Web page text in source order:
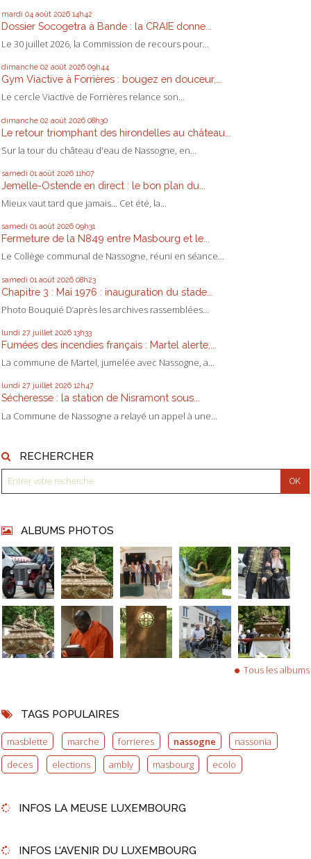
mardi 04 août 2026 14h42
Dossier Socogetra à Bande : la CRAIE donne...
Le 30 juillet 2026, la Commission de recours pour...
dimanche 02 août 2026 09h44
Gym Viactive à Forrières : bougez en douceur,...
Le cercle Viactive de Forrières relance son...
dimanche 02 août 2026 08h30
Le retour triomphant des hirondelles au château...
Sur la tour du château d'eau de Nassogne, en...
samedi 01 août 2026 11h07
Jemelle-Ostende en direct : le bon plan du...
Mieux vaut tard que jamais... Cet été, la...
samedi 01 août 2026 09h31
Fermeture de la N849 entre Masbourg et le...
Le Collège communal de Nassogne, réuni en séance...
samedi 01 août 2026 08h23
Chapitre 3 : Mai 1976 : inauguration du stade...
Photo Bouquié D’après les archives rassemblées...
lundi 27 juillet 2026 13h33
Fumées des incendies français : Martel alerte,...
La commune de Martel, jumelée avec Nassogne, a...
lundi 27 juillet 2026 12h47
Sécheresse : la station de Nisramont sous...
La Commune de Nassogne a relayé un appel à une...
RECHERCHER
ALBUMS PHOTOS
Tous les albums
TAGS POPULAIRES
masblette marche forrieres nassogne
nassonia
deces
elections ambly masbourg ecolo
INFOS LA MEUSE LUXEMBOURG
INFOS L'AVENIR DU LUXEMBOURG